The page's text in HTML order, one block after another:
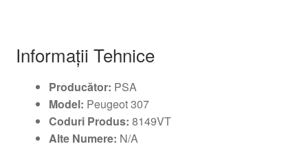
Informații Tehnice
Producător: PSA
Model: Peugeot 307
Coduri Produs: 8149VT
Alte Numere: N/A